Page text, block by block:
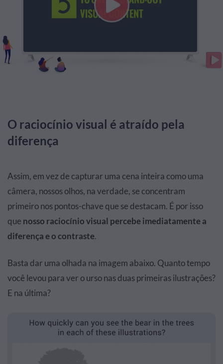
O raciocínio visual é atraído pela
diferença
Assim, em vez de capturar uma cena inteira como uma
câmera, nossos olhos, na verdade, se concentram
primeiro nos pontos-chave que se destacam. É por isso
que nosso raciocínio visual percebe imediatamente a
diferença e o contraste.
Basta dar uma olhada na imagem abaixo. Quanto tempo
você levou para ver o urso nas duas primeiras ilustrações?
E na última?